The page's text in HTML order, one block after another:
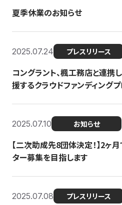
夏季休業のお知らせ
2025.07.24 プレスリリース
コングラント、楓工務店と連
援するクラウドファンディング
2025.07.10 お知らせ
【二次助成先8団体決定！】2ヶ
ター募集を目指します
2025.07.08 プレスリリース